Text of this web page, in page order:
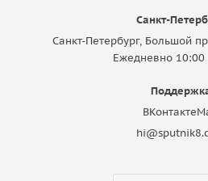
Санкт-
Санкт-Петербург, Большой
Ежедневно
ВКонтакте